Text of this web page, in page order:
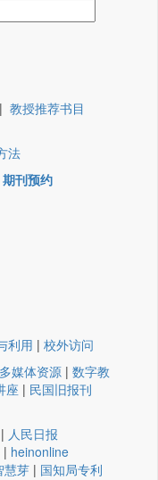
| 教授推荐书目
法
刊预约
利用 | 校外访问
多媒体资源 | 数字教
座 | 民国旧报刊
| 人民日报
| heinonline
慧芽 | 国知局专利